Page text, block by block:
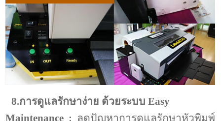
8.การดูแลรักษาง่าย ด้วยระบบ Easy
Maintenance : ลดปัญหาการดูแลรักษาหัวพิมพ์